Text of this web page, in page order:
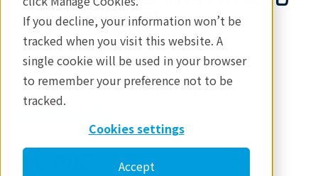
If you decline, your information won’t be
tracked when you visit this website. A
single cookie will be used in your browser
to remember your preference not to be
tracked.
Cookies settings
Accept
のその場観察
アプリケーションノート B-XRD1117
はじめに